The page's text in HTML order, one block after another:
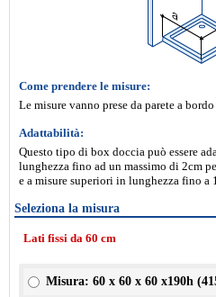
Come prendere le misure:
Le misure vanno prese da parete a
Adattabilità:
Questo tipo di box doccia può essere
lunghezza fino ad un massimo di 2cm
e a misure superiori in lunghezza fino a
Seleziona la misura
Lati fissi da 60 cm
Misura: 60 x 60 x 60 x190h (